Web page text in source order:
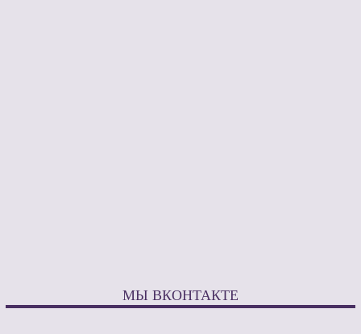
МЫ ВКОНТАКТЕ